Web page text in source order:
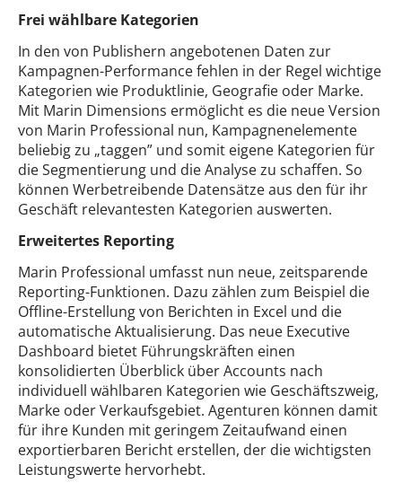
Frei wählbare Kategorien
In den von Publishern angebotenen Daten zur
Kampagnen-Performance fehlen in der Regel wichtige
Kategorien wie Produktlinie, Geografie oder Marke.
Mit Marin Dimensions ermöglicht es die neue Version
von Marin Professional nun, Kampagnenelemente
beliebig zu „taggen” und somit eigene Kategorien für
die Segmentierung und die Analyse zu schaffen. So
können Werbetreibende Datensätze aus den für ihr
Geschäft relevantesten Kategorien auswerten.
Erweitertes Reporting
Marin Professional umfasst nun neue, zeitsparende
Reporting-Funktionen. Dazu zählen zum Beispiel die
Offline-Erstellung von Berichten in Excel und die
automatische Aktualisierung. Das neue Executive
Dashboard bietet Führungskräften einen
konsolidierten Überblick über Accounts nach
individuell wählbaren Kategorien wie Geschäftszweig,
Marke oder Verkaufsgebiet. Agenturen können damit
für ihre Kunden mit geringem Zeitaufwand einen
exportierbaren Bericht erstellen, der die wichtigsten
Leistungswerte hervorhebt.